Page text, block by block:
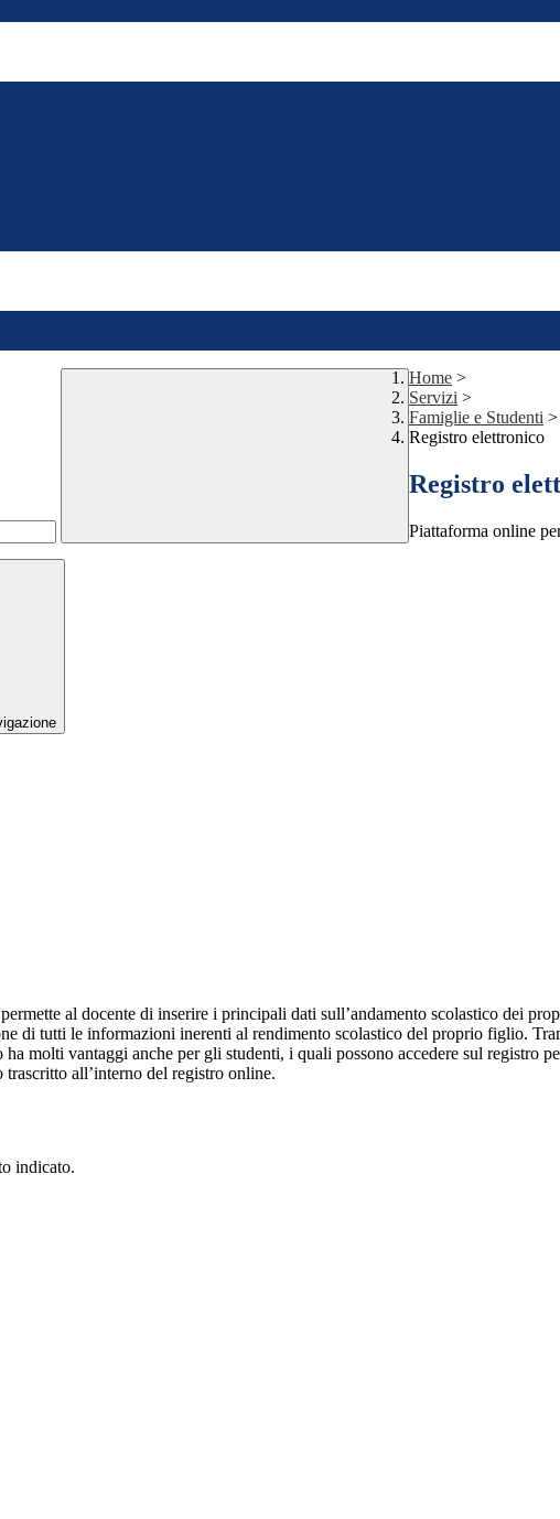
Home >
Servizi >
Famiglie e Studenti >
Registro elettronico
Registro
Piattaforma online
al docente di inserire i principali dati sull’andamento scolastico dei
di tutti le informazioni inerenti al rendimento scolastico del proprio figlio.
molti vantaggi anche per gli studenti, i quali possono accedere sul registro
all’interno del registro online.
indicato.